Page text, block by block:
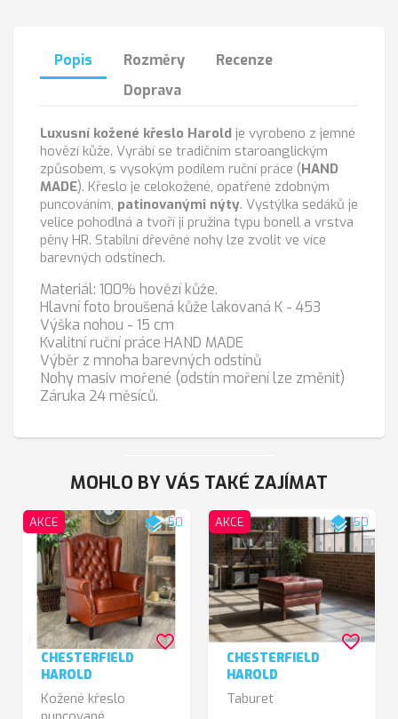
Popis Rozměry
Recenze
Doprava
Luxusní kožené křeslo Harold je vyrobeno z jemné
hovězí kůže. Vyrábí se tradičním staroanglickým
způsobem, s vysokým podílem ruční práce (HAND
MADE). Křeslo je celokožené, opatřené zdobným
puncováním, patinovanými nýty. Vystýlka sedáků je
velice pohodlná a tvoří ji pružina typu bonell a vrstva
pěny HR. Stabilní dřevěné nohy lze zvolit ve více
barevných odstínech.
Materiál: 100% hovězí kůže.
Hlavní foto broušená kůže lakovaná K - 453
Výška nohou - 15 cm
Kvalitní ruční práce HAND MADE
Výběr z mnoha barevných odstínů
Nohy masiv mořené (odstín moření lze změnit)
Záruka 24 měsíců.
MOHLO BY VÁS TAKÉ ZAJÍMAT
AKCE layers50
CHESTERFIELD
HAROLD
Kožené křeslo
favorite_border
AKCE layers50
CHESTERFIELD
HAROLD
Taburet
favorite_border